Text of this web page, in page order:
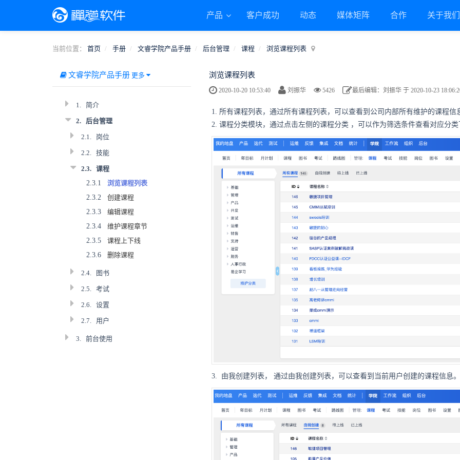
产品 客户成功 动态 媒体矩阵 合作 关于我
当前位置： 首页 手册 文睿学院产品手册 后台管理 课程 浏览课程列表
文睿学院产品手册 更多
1. 简介
2. 后台管理
2.1. 岗位
2.2. 技能
2.3. 课程
2.3.1
浏览课程列表
2.3.2
创建课程
2.3.3
编辑课程
2.3.4
维护课程章节
2.3.5
课程上下线
2.3.6
删除课程
2.4. 图书
2.5. 考试
2.6. 设置
2.7. 用户
3. 前台使用
浏览课程列表
2020-10-20 10:53:40 刘振华 5426 最后编辑：刘振华 于 2020-10-23
1. 所有课程列表， 通过所有课程列表，可以查看到公司内部所有维护的课程信
2. 课程分类模块，通过点击左侧的课程分类 ，可以作为筛选条件查看对应分
3. 由我创建列表， 通过由我创建列表，可以查看到当前用户创建的课程信息。